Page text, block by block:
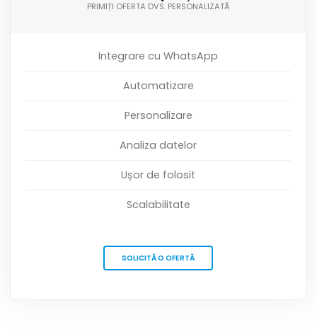
PRIMIȚI OFERTA DVS. PERSONALIZATĂ
Integrare cu WhatsApp
Automatizare
Personalizare
Analiza datelor
Ușor de folosit
Scalabilitate
SOLICITĂ O OFERTĂ